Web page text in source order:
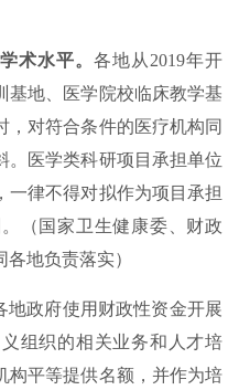
术水平。各地从2019年开
基地、医学院校临床教学基
对符合条件的医疗机构同
。医学类科研项目承担单位
一律不得对拟作为项目承担
（国家卫生健康委、财政
地负责落实）
地政府使用财政性资金开展
组织的相关业务和人才培
构平等提供名额，并作为培